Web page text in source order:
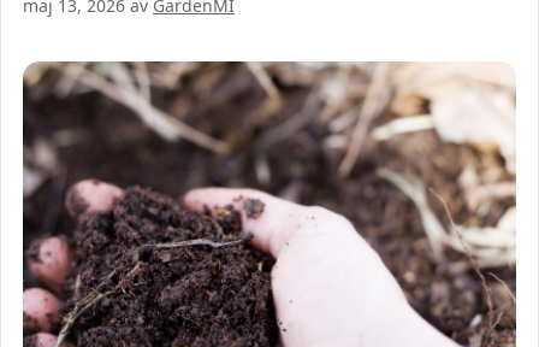
maj 13, 2026 av GardenMI